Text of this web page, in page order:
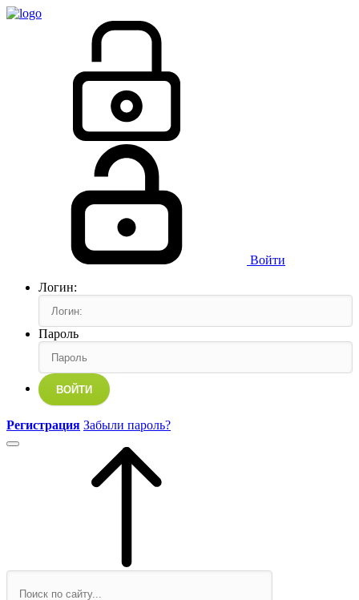
Войти
Логин:
Пароль
ВОЙТИ
Регистрация Забыли пароль?